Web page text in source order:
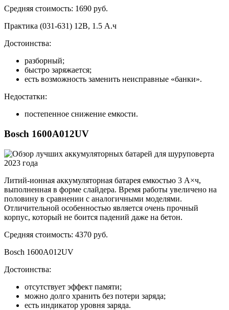
Средняя стоимость: 1690 руб.
Практика (031-631) 12В, 1.5 А.ч
Достоинства:
разборный;
быстро заряжается;
есть возможность заменить неисправные «банки».
Недостатки:
постепенное снижение емкости.
Bosch 1600A012UV
Литий-ионная аккумуляторная батарея емкостью 3 А×ч,
выполненная в форме слайдера. Время работы увеличено на
половину в сравнении с аналогичными моделями.
Отличительной особенностью является очень прочный
корпус, который не боится падений даже на бетон.
Средняя стоимость: 4370 руб.
Bosch 1600A012UV
Достоинства:
отсутствует эффект памяти;
можно долго хранить без потери заряда;
есть индикатор уровня заряда.